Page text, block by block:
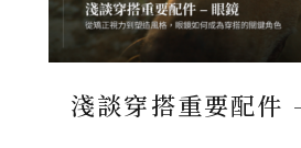
淺談穿搭重要配件